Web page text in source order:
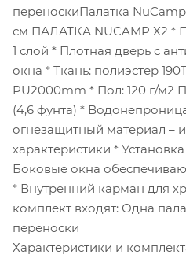
переноскиПалатка NuCamp
см ПАЛАТКА NUCAMP X2 *
1 слой * Плотная дверь с
окна * Ткань: полиэстер
PU2000mm * Пол: 120 г/м2
(4,6 фунта) *
огнезащитный материал –
характеристики *
Боковые окна
* Внутренний карман для
комплект входят: Одна
переноски
Характеристики и